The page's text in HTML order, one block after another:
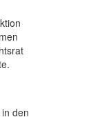
den